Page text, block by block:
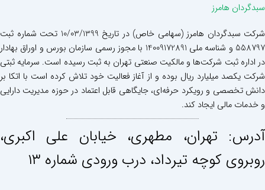
سبدگردان هامرز
شرکت سبدگردان هامرز (سهامی خاص) در تاریخ 10/03/1399 تحت شماره ثبت
558797 و شناسه ملی 14009172891 با مجوز رسمی سازمان بورس و اوراق بهادار
در اداره ثبت شرکت‌ها و مالکیت صنعتی تهران به ثبت رسیده است. سرمایه ثبتی
شرکت یکصد میلیارد ریال بوده و از آغاز فعالیت خود تلاش کرده است با اتکا بر
دانش تخصصی و رویکرد حرفه‌ای، جایگاهی قابل اعتماد در حوزه مدیریت دارایی
و خدمات مالی ایجاد کند.
آدرس: تهران، مطهری، خيابان علی اكبری،
روبروی كوچه تيرداد، درب ورودی شماره ١٣